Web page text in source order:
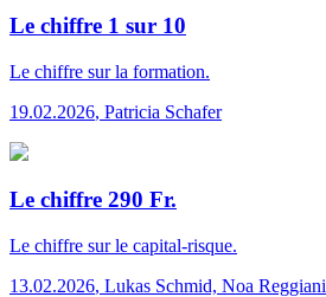
Le chiffre 1 sur 10
Le chiffre sur la formation.
19.02.2026, Patricia Schafer
Le chiffre 290 Fr.
Le chiffre sur le capital-risque.
13.02.2026, Lukas Schmid, Noa Reggiani